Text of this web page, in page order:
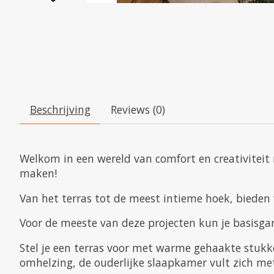
Beschrijving Reviews (0)
Welkom in een wereld van comfort en
maken!
Van het terras tot de meest intieme hoek,
Voor de meeste van deze projecten kun je
Stel je een terras voor met warme gehaakte
omhelzing, de ouderlijke slaapkamer vult zich